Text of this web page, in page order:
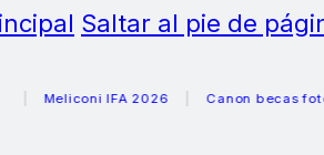
Saltar al pie de
Meliconi IFA 2026 Canon becas